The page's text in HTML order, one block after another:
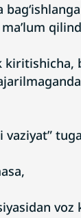
kiritishicha,
vaziyat”
voz